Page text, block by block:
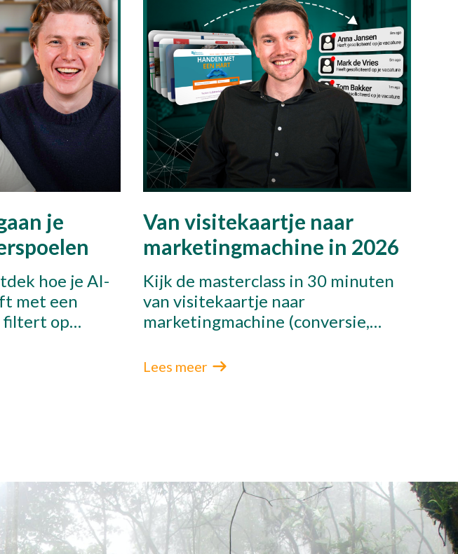
je
hoe je AI-
met een
filtert op
Van visitekaartje naar
marketingmachine in 2026
Kijk de masterclass in 30 minuten
van visitekaartje naar
marketingmachine (conversie,
Lees meer